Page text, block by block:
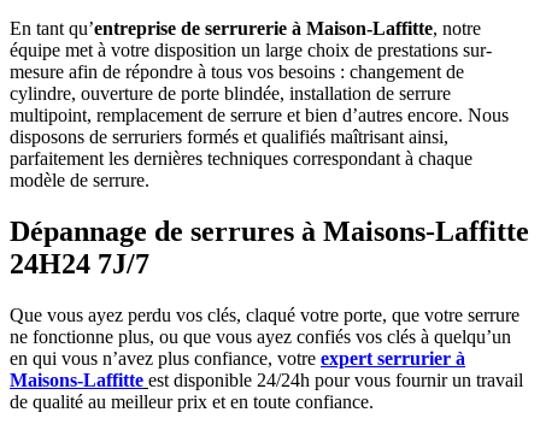
En tant qu’entreprise de serrurerie à Maison-Laffitte, notre
équipe met à votre disposition un large choix de prestations sur-
mesure afin de répondre à tous vos besoins : changement de
cylindre, ouverture de porte blindée, installation de serrure
multipoint, remplacement de serrure et bien d’autres encore. Nous
disposons de serruriers formés et qualifiés maîtrisant ainsi,
parfaitement les dernières techniques correspondant à chaque
modèle de serrure.
Dépannage de serrures à Maisons-Laffitte
24H24 7J/7
Que vous ayez perdu vos clés, claqué votre porte, que votre serrure
ne fonctionne plus, ou que vous ayez confiés vos clés à quelqu’un
en qui vous n’avez plus confiance, votre expert serrurier à
Maisons-Laffitte est disponible 24/24h pour vous fournir un travail
de qualité au meilleur prix et en toute confiance.